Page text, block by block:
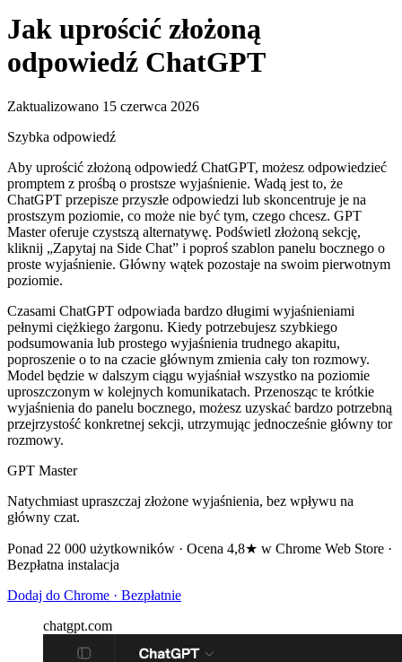
Jak uprościć złożoną
odpowiedź ChatGPT
Zaktualizowano 15 czerwca 2026
Szybka odpowiedź
Aby uprościć złożoną odpowiedź ChatGPT, możesz odpowiedzieć
promptem z prośbą o prostsze wyjaśnienie. Wadą jest to, że
ChatGPT przepisze przyszłe odpowiedzi lub skoncentruje je na
prostszym poziomie, co może nie być tym, czego chcesz. GPT
Master oferuje czystszą alternatywę. Podświetl złożoną sekcję,
kliknij „Zapytaj na Side Chat” i poproś szablon panelu bocznego o
proste wyjaśnienie. Główny wątek pozostaje na swoim pierwotnym
poziomie.
Czasami ChatGPT odpowiada bardzo długimi wyjaśnieniami
pełnymi ciężkiego żargonu. Kiedy potrzebujesz szybkiego
podsumowania lub prostego wyjaśnienia trudnego akapitu,
poproszenie o to na czacie głównym zmienia cały ton rozmowy.
Model będzie w dalszym ciągu wyjaśniał wszystko na poziomie
uproszczonym w kolejnych komunikatach. Przenosząc te krótkie
wyjaśnienia do panelu bocznego, możesz uzyskać bardzo potrzebną
przejrzystość konkretnej sekcji, utrzymując jednocześnie główny tor
rozmowy.
GPT Master
Natychmiast upraszczaj złożone wyjaśnienia, bez wpływu na
główny czat.
Ponad 22 000 użytkowników · Ocena 4,8★ w Chrome Web Store ·
Bezpłatna instalacja
Dodaj do Chrome · Bezpłatnie
chatgpt.com